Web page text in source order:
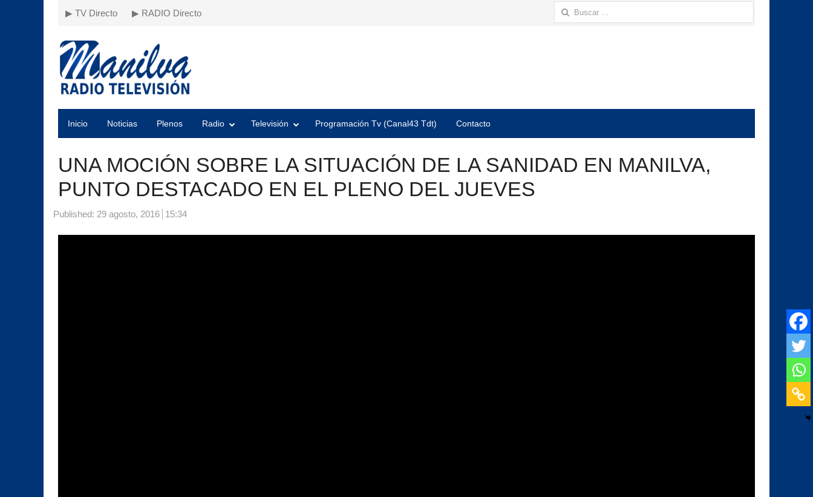
▶ TV Directo ▶ RADIO Directo Buscar:
Inicio Noticias Plenos Radio Televisión Programación Tv (Canal43 Tdt) Contacto
UNA MOCIÓN SOBRE LA SITUACIÓN DE LA SANIDAD EN MANILVA,
PUNTO DESTACADO EN EL PLENO DEL JUEVES
Published: 29 agosto, 2016 15:34